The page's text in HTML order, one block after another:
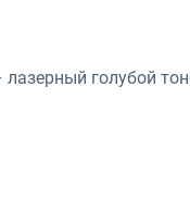
лазерный голубой